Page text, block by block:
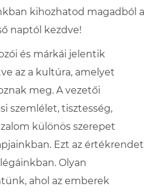
kihozhatod magadból a
naptól kezdve!
és márkái jelentik
az a kultúra, amelyet
meg. A vezetői
szemlélet, tisztesség,
különös szerepet
Ezt az értékrendet
Olyan
ahol az emberek